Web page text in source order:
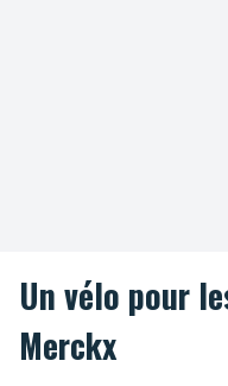
Un vélo pour
Merckx